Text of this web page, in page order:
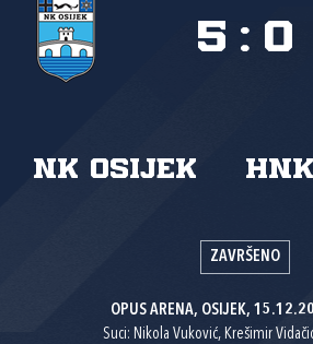
NK Osijek
5 : 0
ZAVRŠENO
OPUS ARENA, OSIJEK,
Suci: Nikola Vuković, Krešimir